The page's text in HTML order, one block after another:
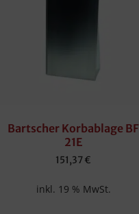
Bartscher Korbablage BF
21E
151,37€
inkl. 19 % MwSt.